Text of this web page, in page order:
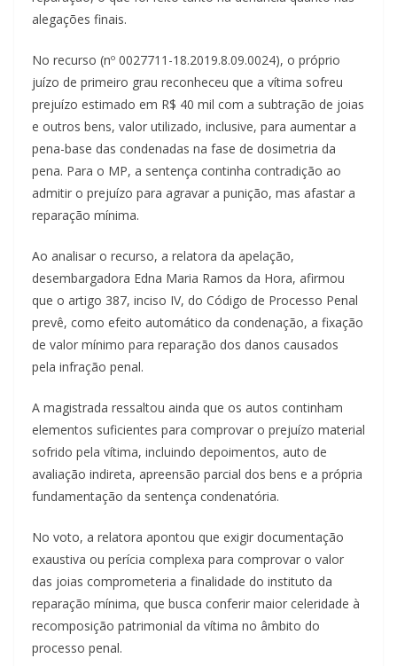
alegações finais.
No recurso (nº 0027711-18.2019.8.09.0024), o próprio
juízo de primeiro grau reconheceu que a vítima sofreu
prejuízo estimado em R$ 40 mil com a subtração de joias
e outros bens, valor utilizado, inclusive, para aumentar a
pena-base das condenadas na fase de dosimetria da
pena. Para o MP, a sentença continha contradição ao
admitir o prejuízo para agravar a punição, mas afastar a
reparação mínima.
Ao analisar o recurso, a relatora da apelação,
desembargadora Edna Maria Ramos da Hora, afirmou
que o artigo 387, inciso IV, do Código de Processo Penal
prevê, como efeito automático da condenação, a fixação
de valor mínimo para reparação dos danos causados
pela infração penal.
A magistrada ressaltou ainda que os autos continham
elementos suficientes para comprovar o prejuízo material
sofrido pela vítima, incluindo depoimentos, auto de
avaliação indireta, apreensão parcial dos bens e a própria
fundamentação da sentença condenatória.
No voto, a relatora apontou que exigir documentação
exaustiva ou perícia complexa para comprovar o valor
das joias comprometeria a finalidade do instituto da
reparação mínima, que busca conferir maior celeridade à
recomposição patrimonial da vítima no âmbito do
processo penal.